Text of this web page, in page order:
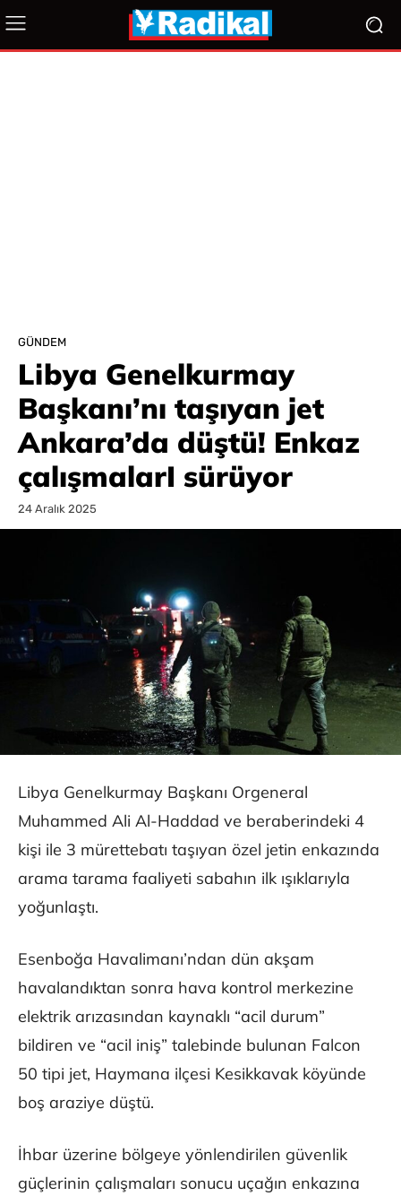
GÜNDEM
Libya Genelkurmay
Başkanı’nı taşıyan jet
Ankara’da düştü! Enkaz
çalışmalarI sürüyor
24 Aralık 2025
Libya Genelkurmay Başkanı Orgeneral
Muhammed Ali Al-Haddad ve beraberindeki 4
kişi ile 3 mürettebatı taşıyan özel jetin enkazında
arama tarama faaliyeti sabahın ilk ışıklarıyla
yoğunlaştı.
Esenboğa Havalimanı’ndan dün akşam
havalandıktan sonra hava kontrol merkezine
elektrik arızasından kaynaklı “acil durum”
bildiren ve “acil iniş” talebinde bulunan Falcon
50 tipi jet, Haymana ilçesi Kesikkavak köyünde
boş araziye düştü.
İhbar üzerine bölgeye yönlendirilen güvenlik
güçlerinin çalışmaları sonucu uçağın enkazına